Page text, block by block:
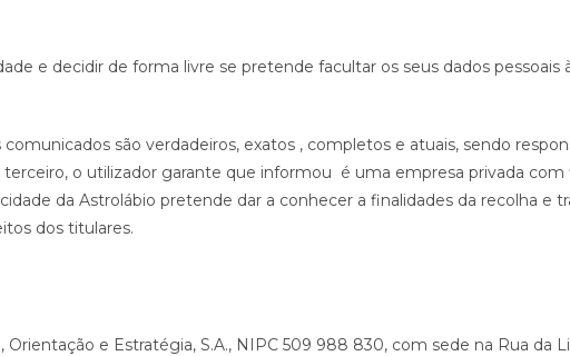
e decidir de forma livre se pretende facultar os seus dados pessoais
são verdadeiros, exatos , completos e atuais, sendo
o utilizador garante que informou é uma empresa privada com
da Astrolábio pretende dar a conhecer a finalidades da recolha e
dos titulares.
e Estratégia, S.A., NIPC 509 988 830, com sede na Rua da